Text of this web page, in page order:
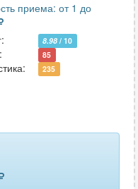
приема: от 1 до
8.98 / 10
85
235